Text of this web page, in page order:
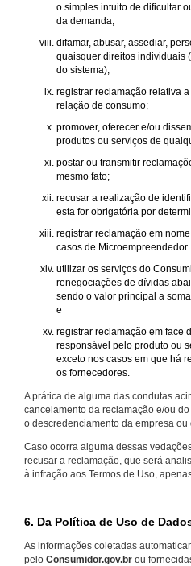
o simples intuito de dificultar
da demanda;
difamar, abusar, assediar,
quaisquer direitos individuais
do sistema);
registrar reclamação relativa
relação de consumo;
promover, oferecer e/ou
produtos ou serviços de
postar ou transmitir
mesmo fato;
recusar a realização de
esta for obrigatória por
registrar reclamação em
casos de Microempreendedor
utilizar os serviços do
renegociações de dívidas
sendo o valor principal a
e
registrar reclamação em face
responsável pelo produto ou
exceto nos casos em que há
os fornecedores.
A prática de alguma das condutas
cancelamento da reclamação e/ou
o descredenciamento da empresa ou
Caso ocorra alguma dessas
recusar a reclamação, que será
à infração aos Termos de Uso,
6. Da Política de Uso de
As informações coletadas
pelo Consumidor.gov.br ou